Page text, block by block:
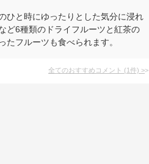
ひと時にゆったりとした気分に浸れ
ど6種類のドライフルーツと紅茶の
フルーツも食べられます。
全てのおすすめコメント (1件) >